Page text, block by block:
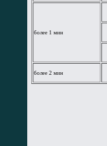
более 1 мин
более 2 мин